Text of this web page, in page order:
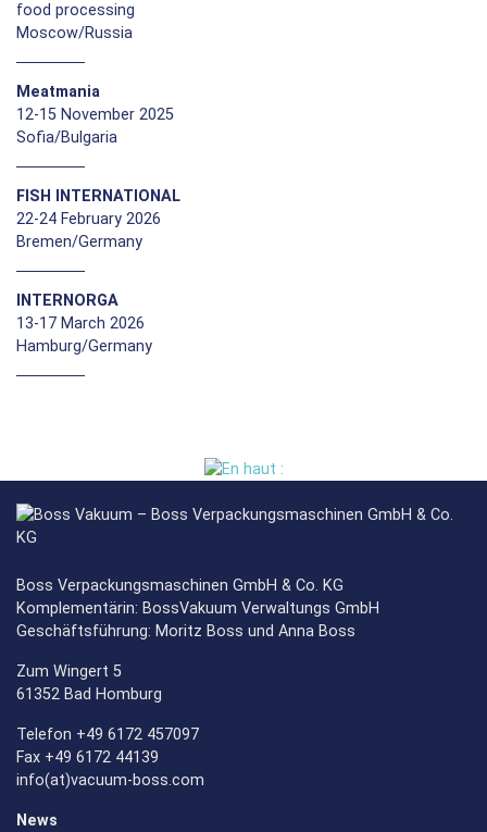
food processing
Moscow/Russia
Meatmania
12-15 November 2025
Sofia/Bulgaria
FISH INTERNATIONAL
22-24 February 2026
Bremen/Germany
INTERNORGA
13-17 March 2026
Hamburg/Germany
Boss Verpackungsmaschinen GmbH & Co. KG
Komplementärin: BossVakuum Verwaltungs GmbH
Geschäftsführung: Moritz Boss und Anna Boss
Zum Wingert 5
61352 Bad Homburg
Telefon +49 6172 457097
Fax +49 6172 44139
info(at)vacuum-boss.com
News